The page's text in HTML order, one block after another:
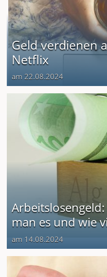
Geld verdienen
Netflix
am 22.08.2024
man es und wie
am 14.08.2024